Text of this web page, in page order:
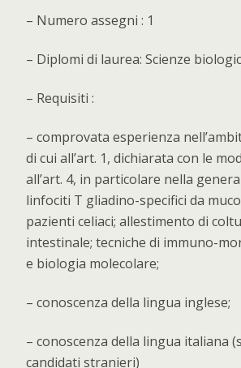
– Numero assegni : 1
– Diplomi di laurea: Scienze
– Requisiti :
– comprovata esperienza
di cui all’art. 1, dichiarata con le
all’art. 4, in particolare nella
linfociti T gliadino-specifici da
pazienti celiaci; allestimento di
intestinale; tecniche di immuno-
e biologia molecolare;
– conoscenza della lingua inglese;
– conoscenza della lingua italiana
candidati stranieri)